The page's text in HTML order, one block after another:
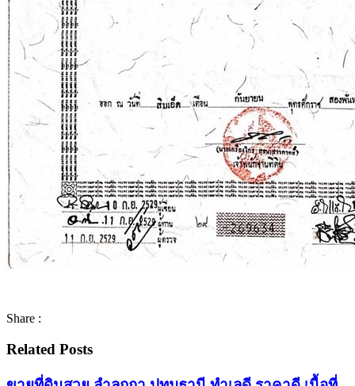
Share :
Related Posts